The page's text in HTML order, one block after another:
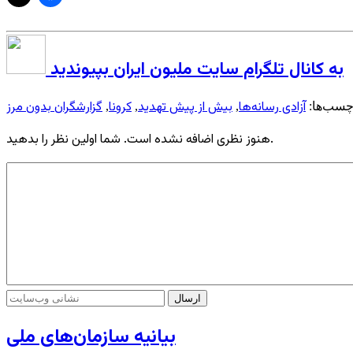
به کانال تلگرام سایت ملیون ایران بپیوندید
آزادی رسانه‌ها, بیش از پیش تهدید, کرونا, گزارشگران بدون مرز
هنوز نظری اضافه نشده است. شما اولین نظر را بدهید.
بیانیه سازمان‌های ملی